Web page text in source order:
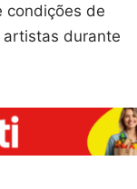
condições de
durante